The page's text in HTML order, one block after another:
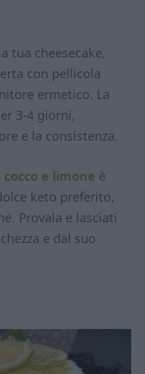
tua cheesecake,
con pellicola
ermetico. La
3-4 giorni,
e la consistenza.
e limone è
keto preferito,
Provala e lasciati
e dal suo